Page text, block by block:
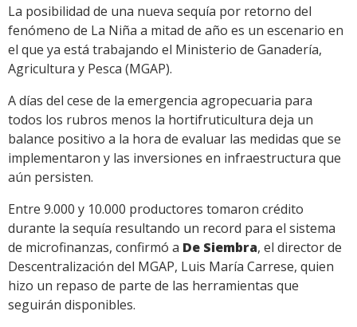
Link
La posibilidad de una nueva sequía por retorno del
fenómeno de La Niña a mitad de año es un escenario en
el que ya está trabajando el Ministerio de Ganadería,
Agricultura y Pesca (MGAP).
A días del cese de la emergencia agropecuaria para
todos los rubros menos la hortifruticultura deja un
balance positivo a la hora de evaluar las medidas que se
implementaron y las inversiones en infraestructura que
aún persisten.
Entre 9.000 y 10.000 productores tomaron crédito
durante la sequía resultando un record para el sistema
de microfinanzas, confirmó a De Siembra, el director de
Descentralización del MGAP, Luis María Carrese, quien
hizo un repaso de parte de las herramientas que
seguirán disponibles.